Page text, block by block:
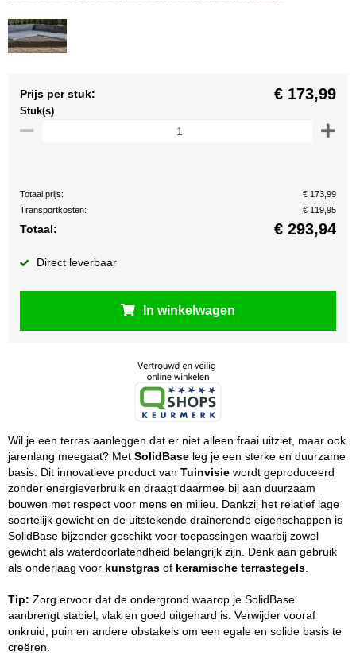
Prijs per stuk: € 173,99
Stuk(s)
Totaal prijs:
€ 173,99
Transportkosten:
€ 119,95
Totaal: € 293,94
Direct leverbaar
In winkelwagen
Wil je een terras aanleggen dat er niet alleen fraai uitziet, maar ook
jarenlang meegaat? Met SolidBase leg je een sterke en duurzame
basis. Dit innovatieve product van Tuinvisie wordt geproduceerd
zonder energieverbruik en draagt daarmee bij aan duurzaam
bouwen met respect voor mens en milieu. Dankzij het relatief lage
soortelijk gewicht en de uitstekende drainerende eigenschappen is
SolidBase bijzonder geschikt voor toepassingen waarbij zowel
gewicht als waterdoorlatendheid belangrijk zijn. Denk aan gebruik
als onderlaag voor kunstgras of keramische terrastegels
Tip: Zorg ervoor dat de ondergrond waarop je SolidBase
aanbrengt stabiel, vlak en goed uitgehard is. Verwijder vooraf
onkruid, puin en andere obstakels om een egale en solide basis te
creëren.